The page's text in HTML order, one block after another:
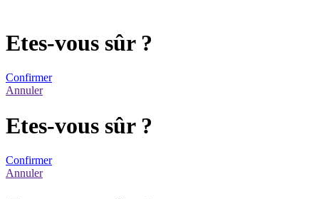
Etes-vous sûr ?
Confirmer
Annuler
Etes-vous sûr ?
Confirmer
Annuler